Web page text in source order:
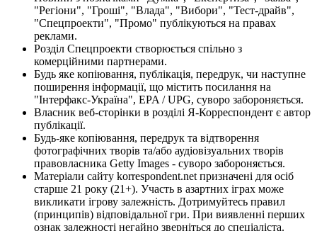
"Регіони", "Гроші", "Влада", "Вибори", "Тест-драйв",
"Спецпроекти", "Промо" публікуються на правах
реклами.
Розділ Спецпроекти створюється спільно з
комерційними партнерами.
Будь яке копіювання, публікація, передрук, чи наступне
поширення інформації, що містить посилання на
"Інтерфакс-Україна", EPA / UPG, суворо забороняється.
Власник веб-сторінки в розділі Я-Корреспондент є автор
публікації.
Будь-яке копіювання, передрук та відтворення
фотографічних творів та/або аудіовізуальних творів
правовласника Getty Images - суворо забороняється.
Матеріали сайту korrespondent.net призначені для осіб
старше 21 року (21+). Участь в азартних іграх може
викликати ігрову залежність. Дотримуйтесь правил
(принципів) відповідальної гри. При виявленні перших
ознак залежності негайно зверніться до спеціаліста.